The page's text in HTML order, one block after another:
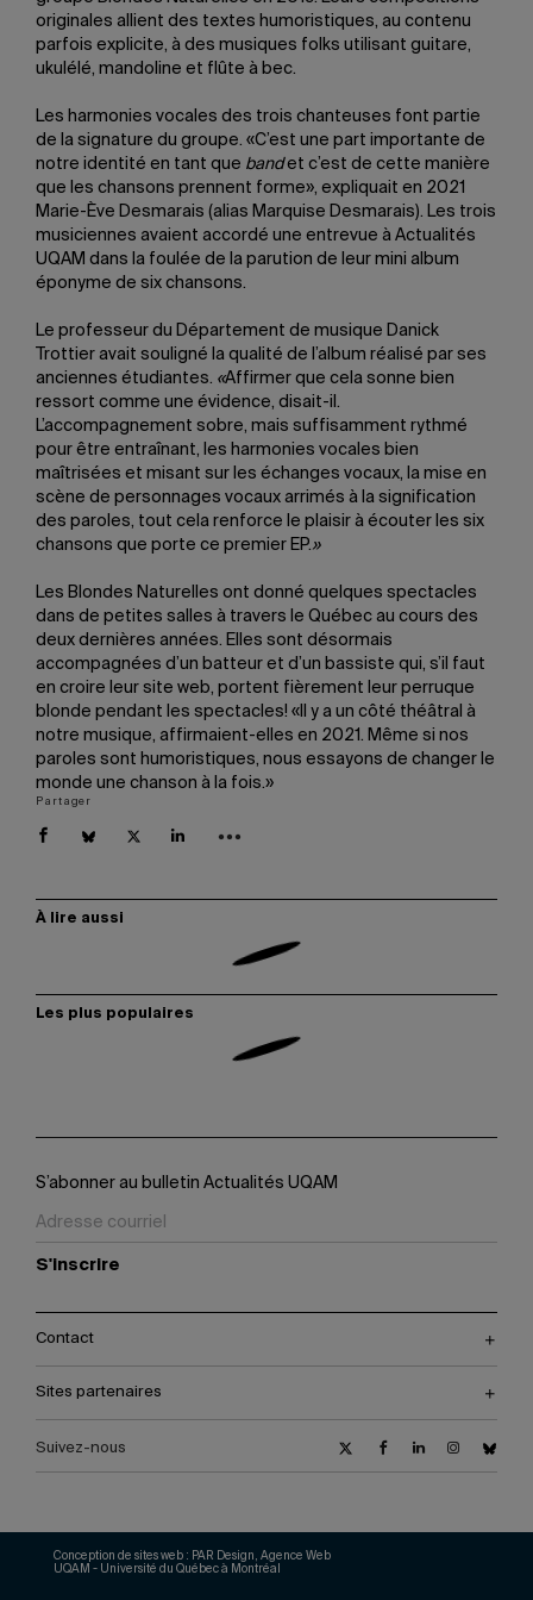
originales allient des textes humoristiques, au contenu
parfois explicite, à des musiques folks utilisant guitare,
ukulélé, mandoline et flûte à bec.
Les harmonies vocales des trois chanteuses font partie
de la signature du groupe. «C’est une part importante de
notre identité en tant que bandet c’est de cette manière
que les chansons prennent forme», expliquait en 2021
Marie-Ève Desmarais (alias Marquise Desmarais). Les trois
musiciennes avaient accordé une entrevue à Actualités
UQAM dans la foulée de la parution de leur mini album
éponyme de six chansons.
Le professeur du Département de musique Danick
Trottier avait souligné la qualité de l’album réalisé par ses
anciennes étudiantes. «Affirmer que cela sonne bien
ressort comme une évidence, disait-il.
L’accompagnement sobre, mais suffisamment rythmé
pour être entraînant, les harmonies vocales bien
maîtrisées et misant sur les échanges vocaux, la mise en
scène de personnages vocaux arrimés à la signification
des paroles, tout cela renforce le plaisir à écouter les six
chansons que porte ce premier EP.»
Les Blondes Naturelles ont donné quelques spectacles
dans de petites salles à travers le Québec au cours des
deux dernières années. Elles sont désormais
accompagnées d’un batteur et d’un bassiste qui, s’il faut
en croire leur site web, portent fièrement leur perruque
blonde pendant les spectacles! «Il y a un côté théâtral à
notre musique, affirmaient-elles en 2021. Même si nos
paroles sont humoristiques, nous essayons de changer le
monde une chanson à la fois.»
Partager
À lire aussi
Les plus populaires
S’abonner au bulletin Actualités UQAM
S'inscrire
Contact
Sites partenaires
Suivez-nous
UQAM - Université du Québec à Montréal
Conception de sites web : PAR Design, Agence Web